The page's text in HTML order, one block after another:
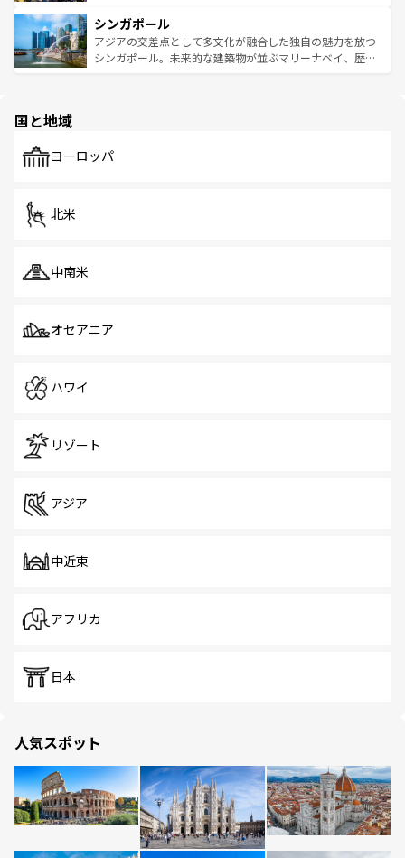
参照してほしい。
激する。気候は一年中温暖で、どの季節にも異なる楽しみ
が待っている。親しみやすいタイの人々、仏教を中心とし
た文化、そして多様な観光資源が、訪れる旅人を魅了し続
み、どこを訪れても感動するはず。観光スポットが密集し
ており、効率よく見どころを回れるのも魅力。息をのむよ
うな絶景から文化的な体験まで、香港を存分に楽しみ尽く
シンガポール
アジアの交差点として多文化が融合した独自の魅力を放つ
シンガポール。未来的な建築物が並ぶマリーナベイ、歴史
で、ホーカーズは地元の風情を楽しめる外せないスポット
国と地域
ヨーロッパ
北米
中南米
オセアニア
ハワイ
リゾート
アジア
中近東
アフリカ
日本
人気スポット